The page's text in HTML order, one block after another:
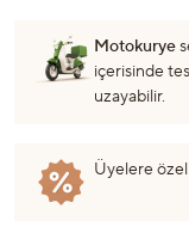
Motokurye
içerisinde
uzayabilir.
Üyelere özel